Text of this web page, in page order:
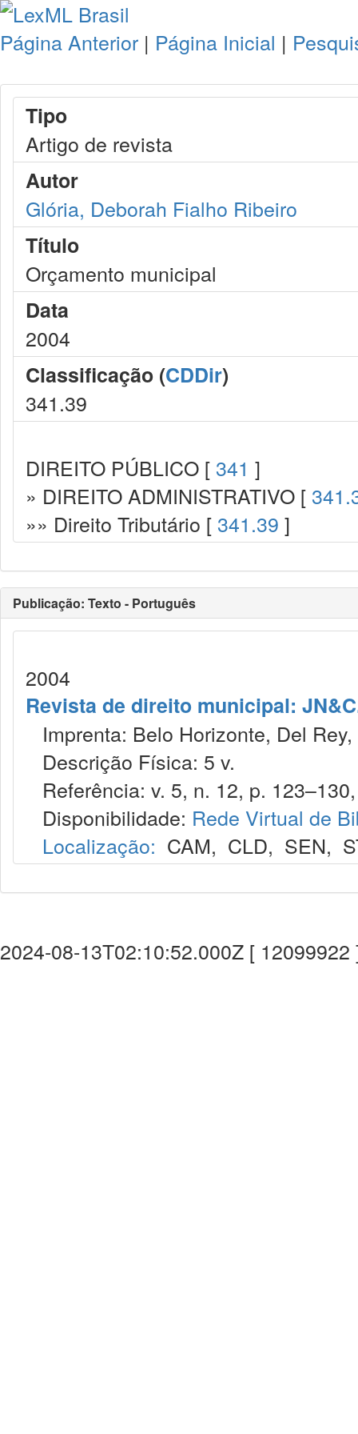
Página Anterior | Página Inicial |
Tipo
Artigo de revista
Autor
Glória, Deborah Fialho Ribeiro
Título
Orçamento municipal
Data
2004
Classificação (CDDir)
341.39
DIREITO PÚBLICO [ 341 ]
» DIREITO ADMINISTRATIVO [
»» Direito Tributário [ 341.39 ]
Publicação: Texto - Português
2004
Revista de direito municipal:
Imprenta: Belo Horizonte, Del
Descrição Física: 5 v.
Referência: v. 5, n. 12, p.
Disponibilidade: Rede Virtual de
Localização: CAM, CLD, SEN,
2024-08-13T02:10:52.000Z [ 12099922